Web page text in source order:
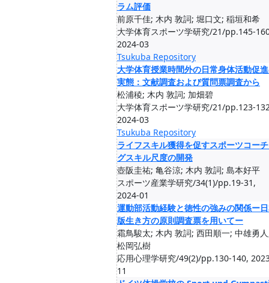
ラム評価
前原千佳; 木内 敦詞; 堀口文; 稲垣和希
大学体育スポーツ学研究/21/pp.145-
2024-03
Tsukuba Repository
大学体育授業時間外の日常身体活動促
実態：文献調査および質問票調査から
松浦稜; 木内 敦詞; 加畑碧
大学体育スポーツ学研究/21/pp.123-
2024-03
Tsukuba Repository
ライフスキル獲得を促すスポーツコー
グスキル尺度の開発
壺阪圭祐; 亀谷涼; 木内 敦詞; 島本好平
スポーツ産業学研究/34(1)/pp.19-31,
2024-01
運動部活動経験と徳性の強みの関係ー
版生き方の原則調査票を用いてー
霜鳥駿太; 木内 敦詞; 西田順一; 中雄勇
松岡弘樹
応用心理学研究/49(2)/pp.130-140,
11